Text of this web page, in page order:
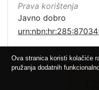
Prava korištenja
Javno dobro
Ova stranica koristi kolačiće
pružanja dodatnih